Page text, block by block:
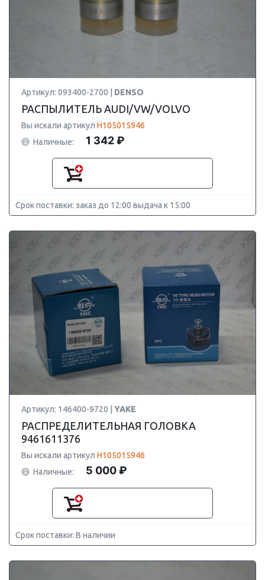
Артикул: 093400-2700 | DENSO
РАСПЫЛИТЕЛЬ AUDI/VW/VOLVO
Вы искали артикул H105015946
Наличные:
1 342 ₽
Срок поставки: заказ до 12:00 выдача к 15:00
Артикул: 146400-9720 | YAKE
РАСПРЕДЕЛИТЕЛЬНАЯ ГОЛОВКА
9461611376
Вы искали артикул H105015946
Наличные:
5 000 ₽
Срок поставки: В наличии